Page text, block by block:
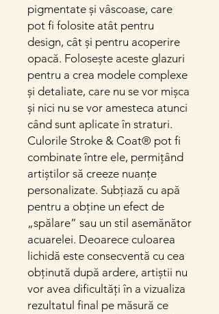
pigmentate și vâscoase, care
pot fi folosite atât pentru
design, cât și pentru acoperire
opacă. Folosește aceste glazuri
pentru a crea modele complexe
și detaliate, care nu se vor mișca
și nici nu se vor amesteca atunci
când sunt aplicate în straturi.
Culorile Stroke & Coat® pot fi
combinate între ele, permițând
artiștilor să creeze nuanțe
personalizate. Subțiază cu apă
pentru a obține un efect de
„spălare” sau un stil asemănător
acuarelei. Deoarece culoarea
lichidă este consecventă cu cea
obținută după ardere, artiștii nu
vor avea dificultăți în a vizualiza
rezultatul final pe măsură ce